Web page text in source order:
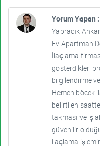
Yorum Yapan :
Yapracık
Ev Apartman
İlaçlama
gösterdikleri
bilgilendirme
Hemen böcek
belirtilen
takması ve iş
güvenilir
ilaçlama